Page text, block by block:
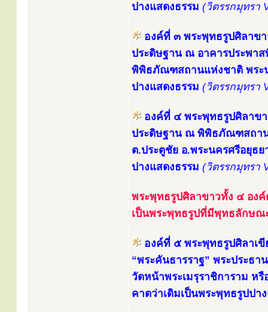
ปางแสดงธรรม (วิตรรกมุทรา
องค์ที่ ๓ พระพุทธรูปศิลาข
ประดิษฐาน ณ อาคารประพา
พิพิธภัณฑสถานแห่งชาติ พระ
ปางแสดงธรรม (วิตรรกมุทรา
องค์ที่ ๔ พระพุทธรูปศิลาข
ประดิษฐาน ณ พิพิธภัณฑสถาน
ต.ประตูชัย อ.พระนครศรีอยุธ
ปางแสดงธรรม (วิตรรกมุทรา
พระพุทธรูปศิลาขาวทั้ง ๔ องค์
เป็นพระพุทธรูปที่มีพุทธลักษณ
องค์ที่ ๕ พระพุทธรูปศิลาเขี
“พระคันธารราฐ” พระประธ
วัดหน้าพระเมรุราชิการาม ห
คาดว่าเดิมเป็นพระพุทธรูปปา